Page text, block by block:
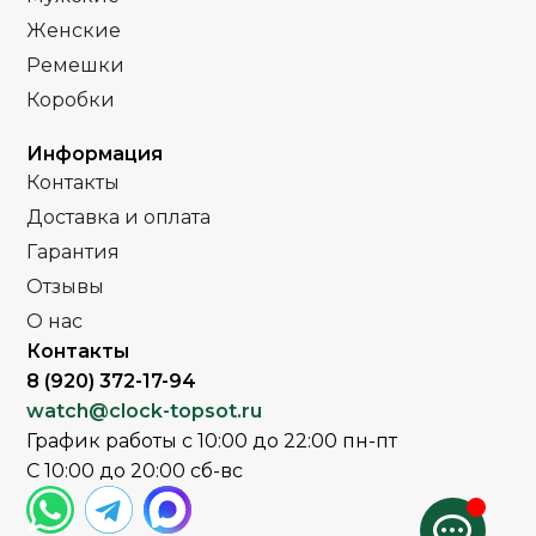
ПОЛ Часы мужские
РЕМЕНЬ
Стальной
СТЕКЛО
ЦВЕТ БРАСЛЕТА
ЦВЕТ КОРПУСА Серебро
ЦИФЕРБЛАТ Черный
ЦИФЕРБЛАТ
Женские
Ремешки
Коробки
Информация
Контакты
Доставка и оплата
Гарантия
Отзывы
О нас
Контакты
8 (920) 372-17-94
watch@clock-topsot.ru
График работы с 10:00 до 22:00 пн-пт
С 10:00 до 20:00 сб-вс